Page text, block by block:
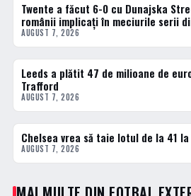
1 · TOP
Twente a făcut 6-0 cu Dunajska
românii implicați în meciurile serii
AUGUST 7, 2026
2 · TOP
Leeds a plătit 47 de milioane de
Trafford
AUGUST 7, 2026
3 · TOP
Chelsea vrea să taie lotul de la 41
AUGUST 7, 2026